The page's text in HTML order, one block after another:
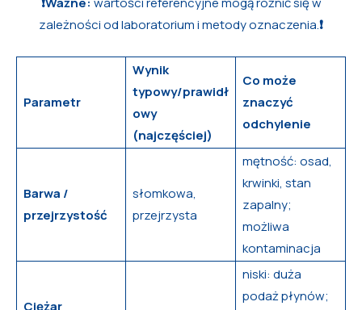
zależności od laboratorium i metody oznaczenia.❗
Parametr
Wynik
typowy/prawidł
owy
(najczęściej)
Co może
znaczyć
odchylenie
Barwa /
przejrzystość
słomkowa,
przejrzysta
mętność: osad,
krwinki, stan
zapalny;
możliwa
kontaminacja
Ciężar
niski: duża
podaż płynów;